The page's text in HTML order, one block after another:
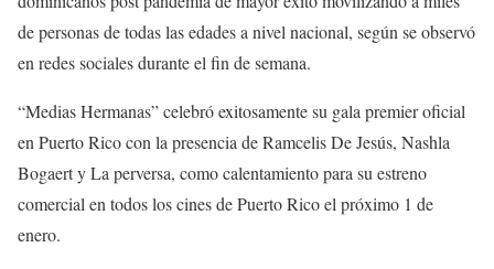
de personas de todas las edades a nivel nacional, según se observó
en redes sociales durante el fin de semana.
“Medias Hermanas” celebró exitosamente su gala premier oficial
en Puerto Rico con la presencia de Ramcelis De Jesús, Nashla
Bogaert y La perversa, como calentamiento para su estreno
comercial en todos los cines de Puerto Rico el próximo 1 de
enero.